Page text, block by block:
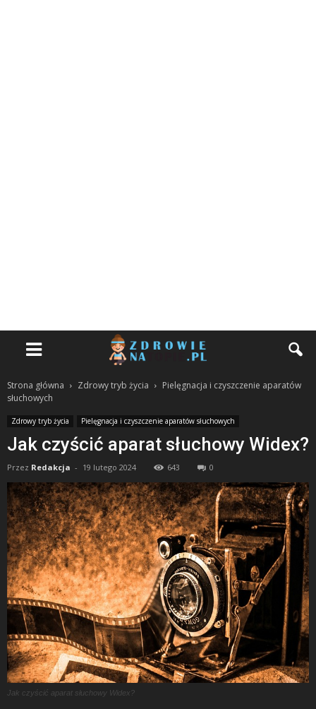
Strona główna Zdrowy tryb życia
Pielęgnacja i czyszczenie aparatów
słuchowych
Zdrowy tryb życia Pielęgnacja i czyszczenie aparatów słuchowych
Jak czyścić aparat słuchowy Widex?
Przez Redakcja - 19 lutego 2024 643 0
Jak czyścić aparat słuchowy Widex?